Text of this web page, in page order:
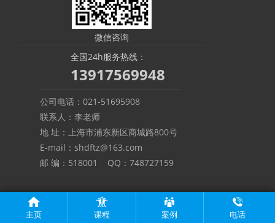
微信咨询
全国24h服务热线：
13917569948
公司电话：021-51695908
联系人：李老师
地 址：上海市浦东新区商城路800号
E-mail：shdftz@163.com
邮 编：518001 QQ：748727159
Copyright © 2010-2026 上海团胜企业管理咨询有限公司 All Rights Reserved.
主页 课程 案例 电话